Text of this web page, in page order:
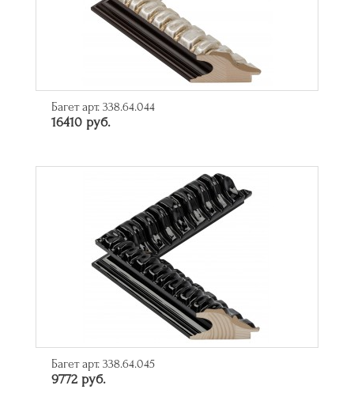
Багет арт. 338.64.044
16410 руб.
Багет арт. 338.64.045
9772 руб.